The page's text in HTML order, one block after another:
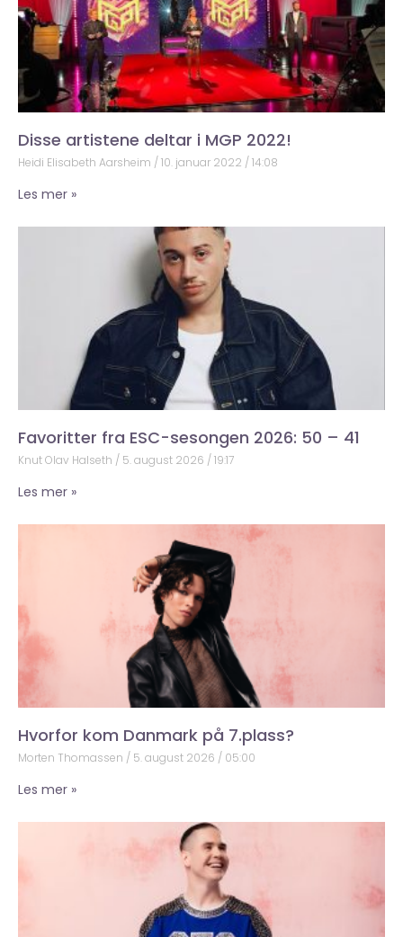
Disse artistene deltar i MGP 2022!
Heidi Elisabeth Aarsheim 10. januar 2022 14:08
Les mer »
Favoritter fra ESC-sesongen 2026: 50 – 41
Knut Olav Halseth 5. august 2026 19:17
Les mer »
Hvorfor kom Danmark på 7.plass?
Morten Thomassen 5. august 2026 05:00
Les mer »